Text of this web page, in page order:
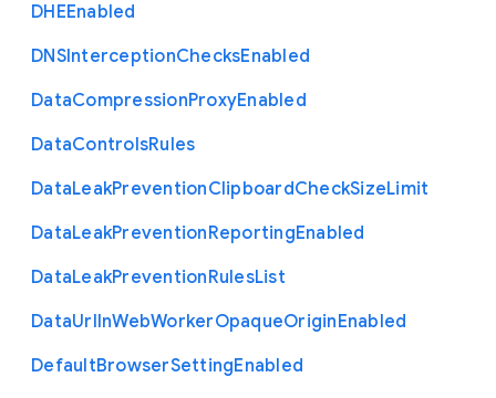
DHEEnabled
DNSInterceptionChecksEnabled
DataCompressionProxyEnabled
DataControlsRules
DataLeakPreventionClipboardCheckSizeLimit
DataLeakPreventionReportingEnabled
DataLeakPreventionRulesList
DataUrlInWebWorkerOpaqueOriginEnabled
DefaultBrowserSettingEnabled